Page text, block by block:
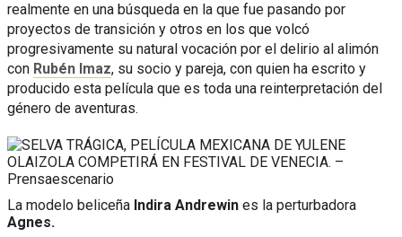
realmente en una búsqueda en la que fue pasando por
proyectos de transición y otros en los que volcó
progresivamente su natural vocación por el delirio al alimón
con Rubén Imaz, su socio y pareja, con quien ha escrito y
producido esta película que es toda una reinterpretación del
género de aventuras.
La modelo beliceña Indira Andrewin es la perturbadora
Agnes.